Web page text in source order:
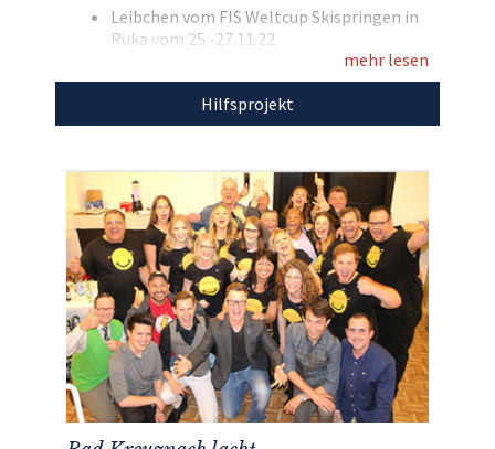
Bieten Sie mit und tun Sie Gutes!
weitereeinzigartige Auktionenfür den guten
Leibchen vom FIS Weltcup Skispringen in
Ruka vom 25.-27.11.22
Signiert von den deutschen Teilnehmern
Pius Paschke, Karl Geiger, Andi Wellinger,
Markus Eisenbichler und Stephan Leyhe
Startnummer 95
Den Erlös dieser Auktion leiten wir direkt, ohne
Abzug von Kosten, anBad Kreuznach lacht…
weiter.
mehr lesen
Hilfsprojekt